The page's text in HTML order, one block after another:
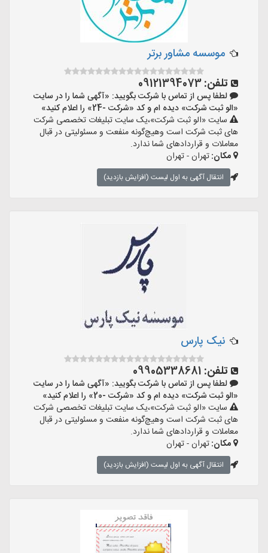
موسسه مشاور برتر
تلفن:09121394073
لطفا پس از تماس با شرکت بگویید: «آگهی شما را در سایت
«الو ثبت شرکت» دیده ام و کد «شرکت -24» را اعلام کنید»
سایت «الو ثبت شرکت»،یک سایت تبلیغات تخصصی شرکت
های ثبت شرکت است وهیچ‌گونه منفعت و مسئولیتی در قبال
معاملات و قراردادهای شما ندارد.
مکان:تهران - تهران
انتقال آگهی به اول لیست (افزایش بازدید)
نیک پارس
تلفن: 09905338681
لطفا پس از تماس با شرکت بگویید: «آگهی شما را در سایت
«الو ثبت شرکت» دیده ام و کد «شرکت -20» را اعلام کنید»
سایت «الو ثبت شرکت»،یک سایت تبلیغات تخصصی شرکت
های ثبت شرکت است وهیچ‌گونه منفعت و مسئولیتی در قبال
معاملات و قراردادهای شما ندارد.
مکان:تهران - تهران
انتقال آگهی به اول لیست (افزایش بازدید)